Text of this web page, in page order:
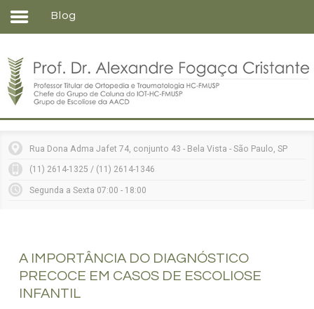
Home
Entenda sua doença
Tratamentos
Vídeos
Consultórios
Blog
Rua Dona Adma Jafet 74, conjunto 43 - Bela Vista - São Paulo, SP
(11) 2614-1325 / (11) 2614-1346
Segunda a Sexta 07:00 - 18:00
A IMPORTÂNCIA DO DIAGNÓSTICO
PRECOCE EM CASOS DE ESCOLIOSE
INFANTIL